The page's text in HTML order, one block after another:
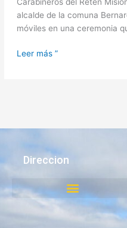
alcalde de la comuna
móviles en una ceremonia
Leer más ”
Direccion